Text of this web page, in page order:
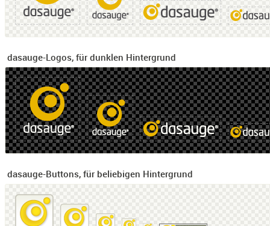
dasauge-Logos, für dunklen Hintergrund
dasauge-Buttons, für beliebigen Hintergrund